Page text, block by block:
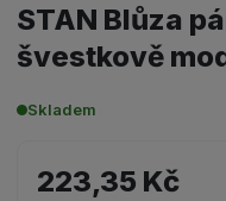
STAN Blůza
švestkově
Skladem
223,35 Kč